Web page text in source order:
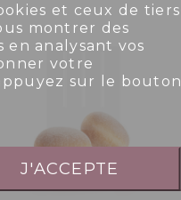
et ceux de tiers
montrer des
en analysant vos
votre
sur le bouton
J'ACCEPTE